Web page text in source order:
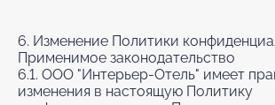
6. Изменение Политики
Применимое законодательство
6.1. ООО "Интерьер-Отель" имеет
изменения в настоящую Политику